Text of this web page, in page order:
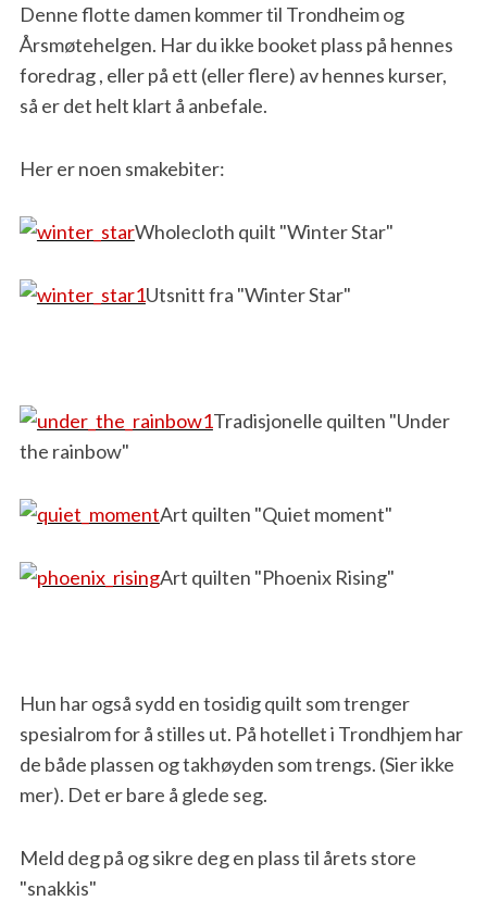
Denne flotte damen kommer til Trondheim og
Årsmøtehelgen. Har du ikke booket plass på hennes
foredrag , eller på ett (eller flere) av hennes kurser,
så er det helt klart å anbefale.
Her er noen smakebiter:
Wholecloth quilt "Winter Star"
Utsnitt fra "Winter Star"
Tradisjonelle quilten "Under
the rainbow"
Art quilten "Quiet moment"
Art quilten "Phoenix Rising"
Hun har også sydd en tosidig quilt som trenger
spesialrom for å stilles ut. På hotellet i Trondhjem har
de både plassen og takhøyden som trengs. (Sier ikke
mer). Det er bare å glede seg.
Meld deg på og sikre deg en plass til årets store
"snakkis"